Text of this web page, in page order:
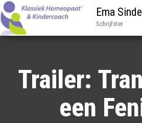
Ema
Schrijfster
Trailer:
een